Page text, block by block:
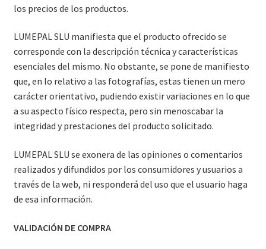
los precios de los productos.
LUMEPAL SLU manifiesta que el producto ofrecido se
corresponde con la descripción técnica y características
esenciales del mismo. No obstante, se pone de manifiesto
que, en lo relativo a las fotografías, estas tienen un mero
carácter orientativo, pudiendo existir variaciones en lo que
a su aspecto físico respecta, pero sin menoscabar la
integridad y prestaciones del producto solicitado.
LUMEPAL SLU se exonera de las opiniones o comentarios
realizados y difundidos por los consumidores y usuarios a
través de la web, ni responderá del uso que el usuario haga
de esa información.
VALIDACIÓN DE COMPRA